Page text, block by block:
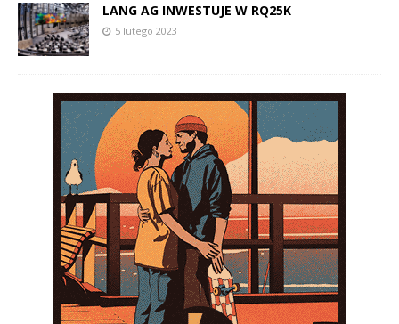
LANG AG INWESTUJE W RQ25K
5 lutego 2023